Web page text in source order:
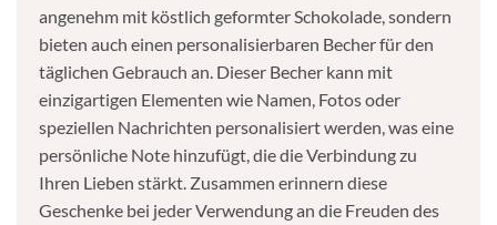
angenehm mit köstlich geformter Schokolade, sondern
bieten auch einen personalisierbaren Becher für den
täglichen Gebrauch an. Dieser Becher kann mit
einzigartigen Elementen wie Namen, Fotos oder
speziellen Nachrichten personalisiert werden, was eine
persönliche Note hinzufügt, die die Verbindung zu
Ihren Lieben stärkt. Zusammen erinnern diese
Geschenke bei jeder Verwendung an die Freuden des